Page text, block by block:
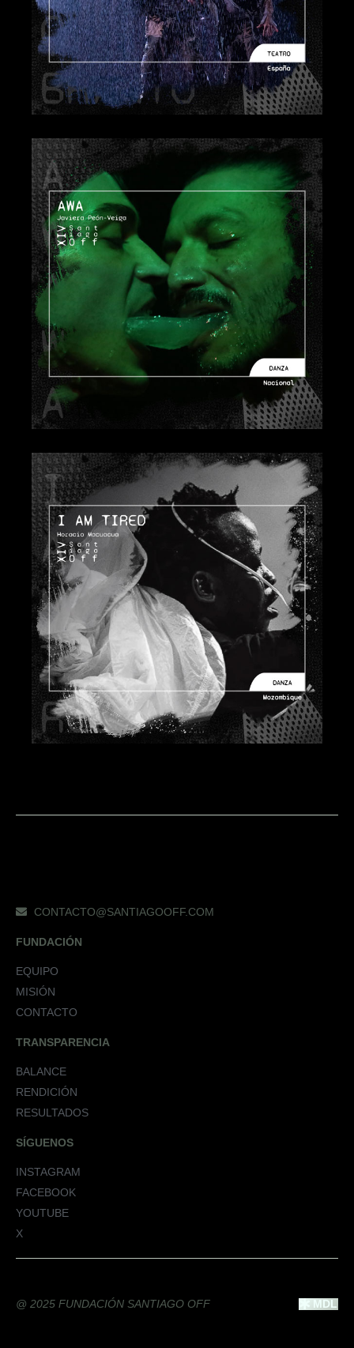
CONTACTO@SANTIAGOOFF.COM
FUNDACIÓN
EQUIPO
MISIÓN
CONTACTO
TRANSPARENCIA
BALANCE
RENDICIÓN
RESULTADOS
SÍGUENOS
INSTAGRAM
FACEBOOK
YOUTUBE
X
@ 2025 FUNDACIÓN SANTIAGO OFF MDL